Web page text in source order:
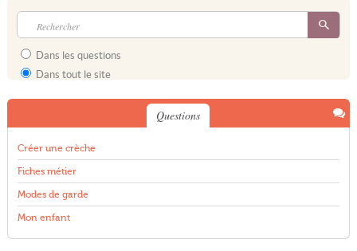
Dans les questions
Dans tout le site
Questions
Créer une crèche
Fiches métier
Modes de garde
Mon enfant